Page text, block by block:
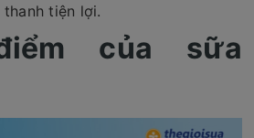
tiện lợi.
của sữa